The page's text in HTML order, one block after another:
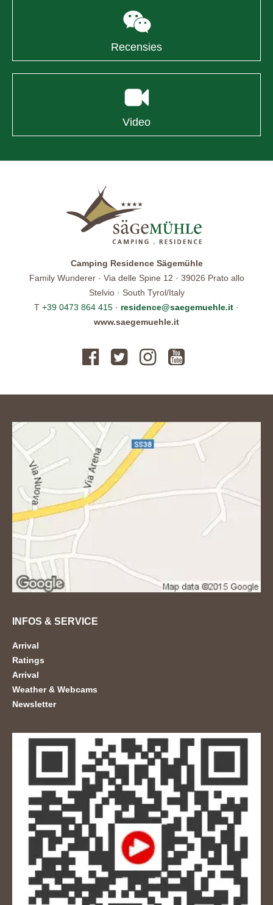
Recensies
Video
Camping Residence Sägemühle
Family Wunderer · Via delle Spine 12 · 39026 Prato allo
Stelvio · South Tyrol/Italy
T +39 0473 864 415 · residence@saegemuehle.it ·
www.saegemuehle.it
INFOS & SERVICE
Arrival
Ratings
Arrival
Weather & Webcams
Newsletter